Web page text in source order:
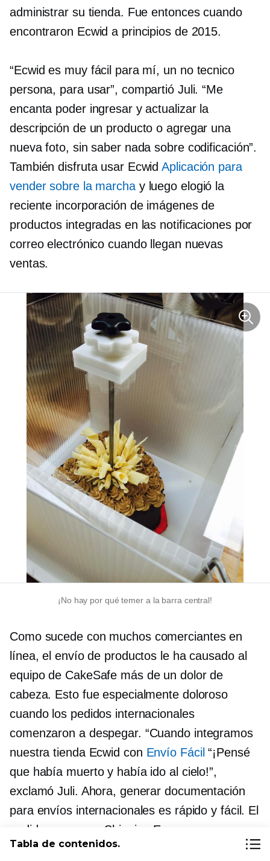
administrar su tienda. Fue entonces cuando
encontraron Ecwid a principios de 2015.
“Ecwid es muy fácil para mí, un no tecnico
persona, para usar”, compartió Juli. “Me
encanta poder ingresar y actualizar la
descripción de un producto o agregar una
nueva foto, sin saber nada sobre codificación”.
También disfruta usar EcwidAplicación para
vender sobre la marchay luego elogió la
reciente incorporación de imágenes de
productos integradas en las notificaciones por
correo electrónico cuando llegan nuevas
ventas.
¡No hay por qué temer a la barra central!
Como sucede con muchos comerciantes en
línea, el envío de productos le ha causado al
equipo de CakeSafe más de un dolor de
cabeza. Esto fue especialmente doloroso
cuando los pedidos internacionales
comenzaron a despegar. “Cuando integramos
nuestra tienda Ecwid con Envío Fácil “¡Pensé
que había muerto y había ido al cielo!”,
exclamó Juli. Ahora, generar documentación
para envíos internacionales es rápido y fácil. El
pedido aparece y Shipping Easy crea
automáticamente los albaranes y las etiquetas
Tabla de contenidos.